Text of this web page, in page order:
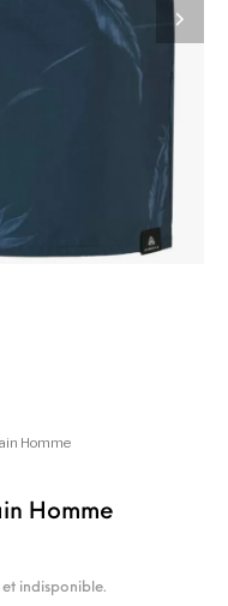
Homme
Homme
indisponible.